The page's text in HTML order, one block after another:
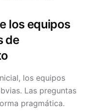
los equipos
de
los equipos
Las preguntas
pragmática.